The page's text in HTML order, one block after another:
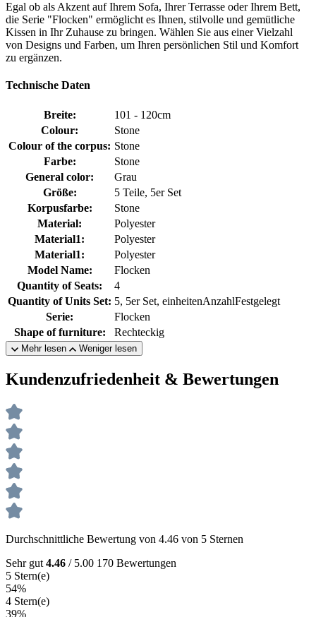
Egal ob als Akzent auf Ihrem Sofa, Ihrer Terrasse oder Ihrem Bett,
die Serie "Flocken" ermöglicht es Ihnen, stilvolle und gemütliche
Kissen in Ihr Zuhause zu bringen. Wählen Sie aus einer Vielzahl
von Designs und Farben, um Ihren persönlichen Stil und Komfort
zu ergänzen.
Technische Daten
Breite:
101 - 120cm
Colour:
Stone
Colour of the corpus: Stone
Farbe:
Stone
General color:
Grau
Größe:
5 Teile, 5er Set
Korpusfarbe:
Stone
Material:
Polyester
Material1:
Polyester
Material1:
Polyester
Model Name:
Flocken
Quantity of Seats:
4
Quantity of Units Set: 5, 5er Set, einheitenAnzahlFestgelegt
Serie:
Flocken
Shape of furniture:
Rechteckig
Mehr lesen Weniger lesen
Kundenzufriedenheit & Bewertungen
Durchschnittliche Bewertung von 4.46 von 5 Sternen
Sehr gut 4.46 / 5.00 170 Bewertungen
5 Stern(e)
54%
4 Stern(e)
39%